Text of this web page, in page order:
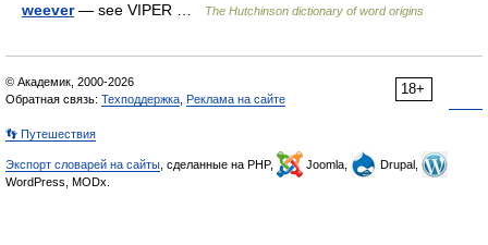
weever— see VIPER … The Hutchinson dictionary of word origins
18+
© Академик, 2000-2026
Обратная связь: Техподдержка Реклама на сайте
👣 Путешествия
Экспорт словарей на сайты , сделанные на PHP, Joomla,
Drupal,
WordPress, MODx.